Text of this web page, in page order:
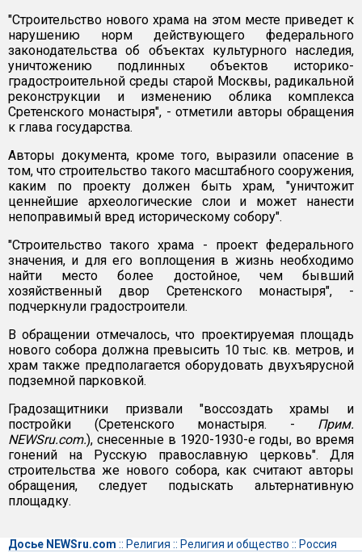
"Строительство нового храма на этом месте приведет к
нарушению норм действующего федерального
законодательства об объектах культурного наследия,
уничтожению подлинных объектов историко-
градостроительной среды старой Москвы, радикальной
реконструкции и изменению облика комплекса
Сретенского монастыря", - отметили авторы обращения
к глава государства.
Авторы документа, кроме того, выразили опасение в
том, что строительство такого масштабного сооружения,
каким по проекту должен быть храм, "уничтожит
ценнейшие археологические слои и может нанести
непоправимый вред историческому собору".
"Строительство такого храма - проект федерального
значения, и для его воплощения в жизнь необходимо
найти место более достойное, чем бывший
хозяйственный двор Сретенского монастыря", -
подчеркнули градостроители.
В обращении отмечалось, что проектируемая площадь
нового собора должна превысить 10 тыс. кв. метров, и
храм также предполагается оборудовать двухъярусной
подземной парковкой.
Градозащитники призвали "воссоздать храмы и
постройки (Сретенского монастыря. - Прим.
NEWSru.com.), снесенные в 1920-1930-е годы, во время
гонений на Русскую православную церковь". Для
строительства же нового собора, как считают авторы
обращения, следует подыскать альтернативную
площадку.
Досье NEWSru.com :: Религия :: Религия и общество :: Россия